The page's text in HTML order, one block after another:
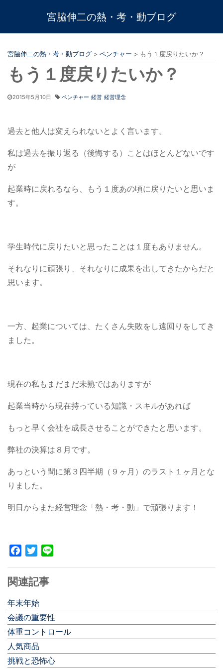
宮脇伸二の熱・考・動ブログ
宮脇伸二の熱・考・動ブログ > ベンチャー > もう１度戻りたいか？
もう１度戻りたいか？
2015年5月10日 :ベンチャー 経営 経営理念
過去と他人は変えられないとよく言います。
私は過去を振り返る（後悔する）ことはほとんどないです
が
起業時に戻れるなら、もう１度あの頃に戻りたいと思いま
す。
学生時代に戻りたいと思ったことは１度もありません。
それなりに頑張り、それなりに成果を出してきたからだと
思います。
一方、起業については、たくさん失敗をし遠回りをしてき
ました。
現在の私もまだまだ未熟ではありますが
起業当時から現在持っている知識・スキルがあれば
もっと早く会社を成長させることができたと思います。
弊社の決算は８月です。
あっという間に第３四半期（９ヶ月）のラスト１ヶ月とな
りました。
明日からまた経営理念「熱・考・動」で頑張ります！
Facebook
Twitter
関連記事
年末年始
会議の重要性
体重コントロール
人気商品
挑戦と恐怖心